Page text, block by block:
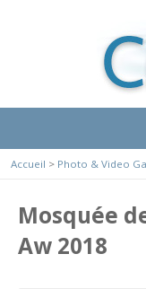
Accueil > Photo & Video
Mosquée
Aw 2018